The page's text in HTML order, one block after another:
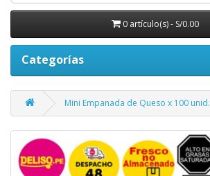
0 artículo(s) - S/0.00
Categorías
Mini Empanada de Queso x 100 unid.